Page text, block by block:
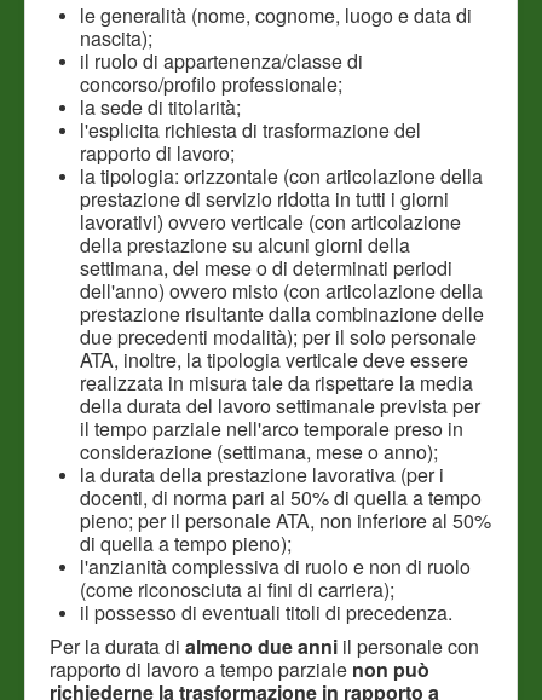
le generalità (nome, cognome, luogo e data di
nascita);
il ruolo di appartenenza/classe di
concorso/profilo professionale;
la sede di titolarità;
l'esplicita richiesta di trasformazione del
rapporto di lavoro;
la tipologia: orizzontale (con articolazione della
prestazione di servizio ridotta in tutti i giorni
lavorativi) ovvero verticale (con articolazione
della prestazione su alcuni giorni della
settimana, del mese o di determinati periodi
dell'anno) ovvero misto (con articolazione della
prestazione risultante dalla combinazione delle
due precedenti modalità); per il solo personale
ATA, inoltre, la tipologia verticale deve essere
realizzata in misura tale da rispettare la media
della durata del lavoro settimanale prevista per
il tempo parziale nell'arco temporale preso in
considerazione (settimana, mese o anno);
la durata della prestazione lavorativa (per i
docenti, di norma pari al 50% di quella a tempo
pieno; per il personale ATA, non inferiore al 50%
di quella a tempo pieno);
l'anzianità complessiva di ruolo e non di ruolo
(come riconosciuta ai fini di carriera);
il possesso di eventuali titoli di precedenza.
Per la durata di almeno due anni il personale con
rapporto di lavoro a tempo parziale non può
richiederne la trasformazione in rapporto a